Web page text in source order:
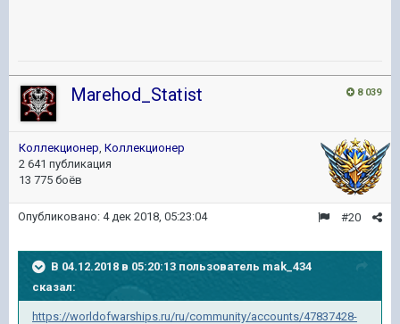
8 039
Marehod_Statist
Коллекционер, Коллекционер
2 641 публикация
13 775 боёв
#20
Опубликовано: 4 дек 2018, 05:23:04
В 04.12.2018 в 05:20:13 пользователь mak_434
сказал:
https://worldofwarships.ru/ru/community/accounts/47837428-